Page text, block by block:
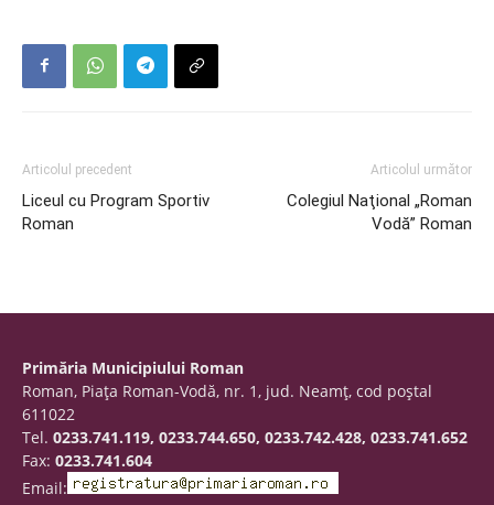
Articolul precedent
Liceul cu Program Sportiv
Roman
Articolul următor
Colegiul Naţional „Roman
Vodă” Roman
Primăria Municipiului Roman
Roman, Piaţa Roman-Vodă, nr. 1, jud. Neamţ, cod poştal
611022
Tel. 0233.741.119, 0233.744.650, 0233.742.428, 0233.741.652
Fax: 0233.741.604
Email: